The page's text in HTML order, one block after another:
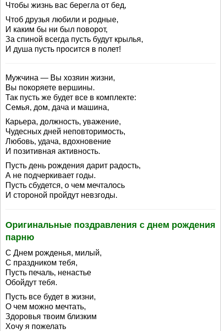
Чтобы жизнь вас берегла от бед,
Чтоб друзья любили и родные,
И каким бы ни был поворот,
За спиной всегда пусть будут крылья,
И душа пусть просится в полет!
Мужчина — Вы хозяин жизни,
Вы покоряете вершины.
Так пусть же будет все в комплекте:
Семья, дом, дача и машина,
Карьера, должность, уважение,
Чудесных дней неповторимость,
Любовь, удача, вдохновение
И позитивная активность.
Пусть день рождения дарит радость,
А не подчеркивает годы.
Пусть сбудется, о чем мечталось
И стороной пройдут невзгоды.
Оригинальные поздравления с днем рождения
парню
С Днем рожденья, милый,
С праздником тебя,
Пусть печаль, ненастье
Обойдут тебя.
Пусть все будет в жизни,
О чем можно мечтать,
Здоровья твоим близким
Хочу я пожелать